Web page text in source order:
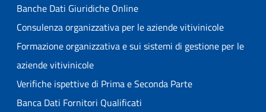
Banche Dati Giuridiche Online
Consulenza organizzativa per le aziende vitivinicole
Formazione organizzativa e sui sistemi di gestione per le
aziende vitivinicole
Verifiche ispettive di Prima e Seconda Parte
Banca Dati Fornitori Qualificati